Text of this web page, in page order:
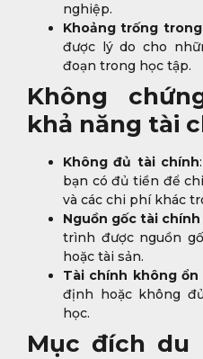
nghiệp.
Khoảng trống
được lý do cho
đoạn trong học tập.
Không
khả năng tài
Không đủ tài chính
bạn có đủ tiền để
và các chi phí khác
Nguồn gốc tài
trình được nguồn
hoặc tài sản.
Tài chính không ổn
định hoặc không
học.
Mục đích du